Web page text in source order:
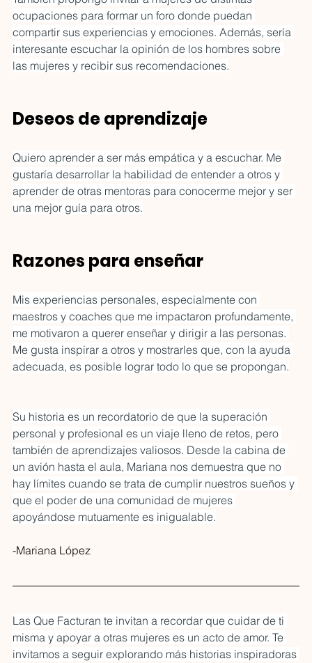
ocupaciones para formar un foro donde puedan
compartir sus experiencias y emociones. Además, sería
interesante escuchar la opinión de los hombres sobre
las mujeres y recibir sus recomendaciones.
Deseos de aprendizaje
Quiero aprender a ser más empática y a escuchar. Me
gustaría desarrollar la habilidad de entender a otros y
aprender de otras mentoras para conocerme mejor y ser
una mejor guía para otros.
Razones para enseñar
Mis experiencias personales, especialmente con
maestros y coaches que me impactaron profundamente,
me motivaron a querer enseñar y dirigir a las personas.
Me gusta inspirar a otros y mostrarles que, con la ayuda
adecuada, es posible lograr todo lo que se propongan.
Su historia es un recordatorio de que la superación
personal y profesional es un viaje lleno de retos, pero
también de aprendizajes valiosos. Desde la cabina de
un avión hasta el aula, Mariana nos demuestra que no
hay límites cuando se trata de cumplir nuestros sueños y
que el poder de una comunidad de mujeres
apoyándose mutuamente es inigualable.
-Mariana López
Las Que Facturan te invitan a recordar que cuidar de ti
misma y apoyar a otras mujeres es un acto de amor. Te
invitamos a seguir explorando más historias inspiradoras